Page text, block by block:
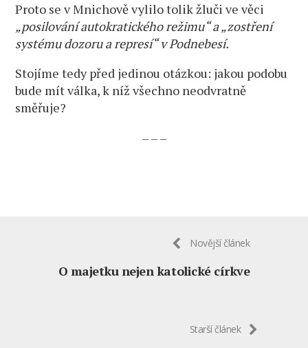
Proto se v Mnichově vylilo tolik žluči ve věci
„posilování autokratického režimu“ a „zostření
systému dozoru a represí“ v Podnebesí.
Stojíme tedy před jedinou otázkou: jakou podobu
bude mít válka, k níž všechno neodvratně
směřuje?
– – –
Novější článek
O majetku nejen katolické církve
Starší článek